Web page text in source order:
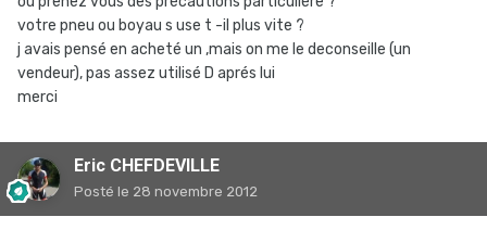
votre pneu ou boyau s use t -il plus vite ?
j avais pensé en acheté un ,mais on me le deconseille (un
vendeur), pas assez utilisé D aprés lui
merci
Eric CHEFDEVILLE
Posté le 28 novembre 2012